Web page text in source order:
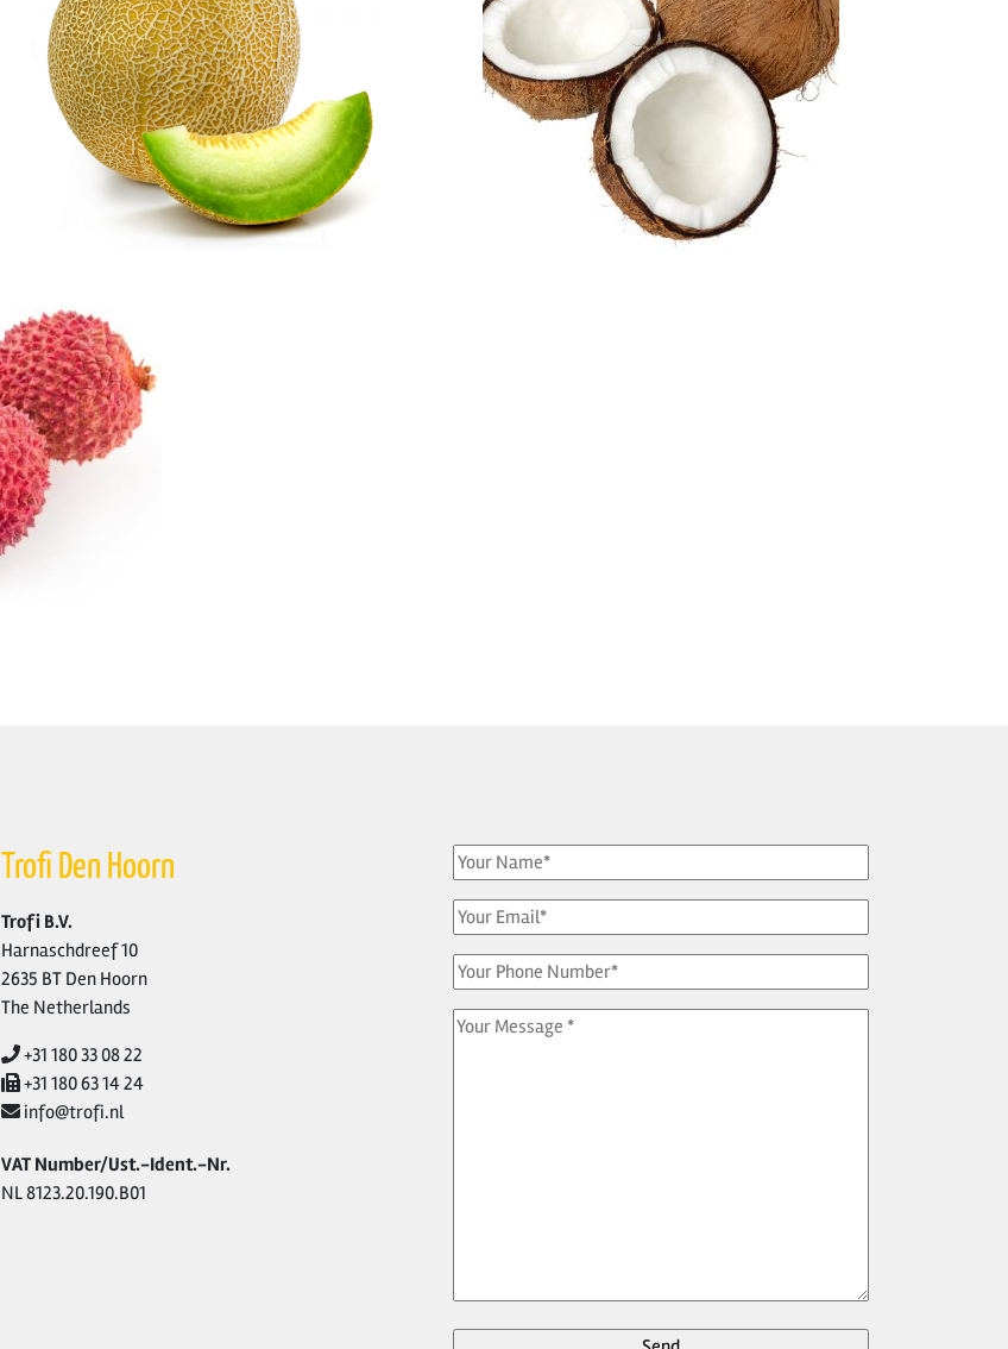
Trofi Den Hoorn
Trofi B.V.
Harnaschdreef 10
2635 BT Den Hoorn
The Netherlands
+31 180 33 08 22
+31 180 63 14 24
info@trofi.nl
VAT Number/Ust.-Ident.-Nr.
NL 8123.20.190.B01